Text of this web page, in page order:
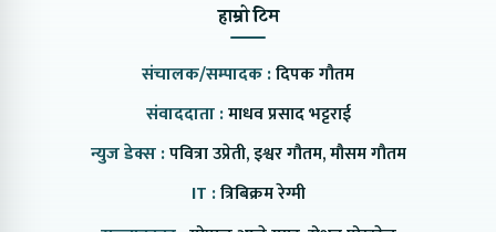
हाम्रो टिम
संचालक/सम्पादक :दिपक गौतम
संवाददाता :माधव प्रसाद भट्टराई
न्युज डेक्स :पवित्रा उप्रेती, इश्वर गौतम, मौसम गौतम
IT :त्रिबिक्रम रेग्मी